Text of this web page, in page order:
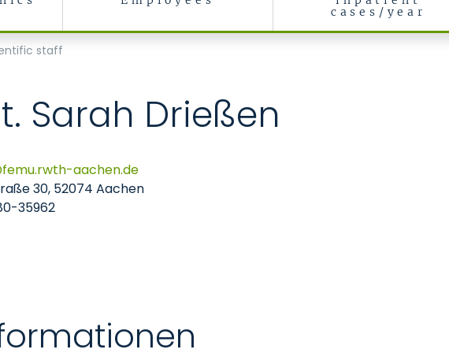
cases/year
and Environmental Medicine
staff
Sarah Drießen
femu.rwth-aachende
30, 52074 Aachen
35962